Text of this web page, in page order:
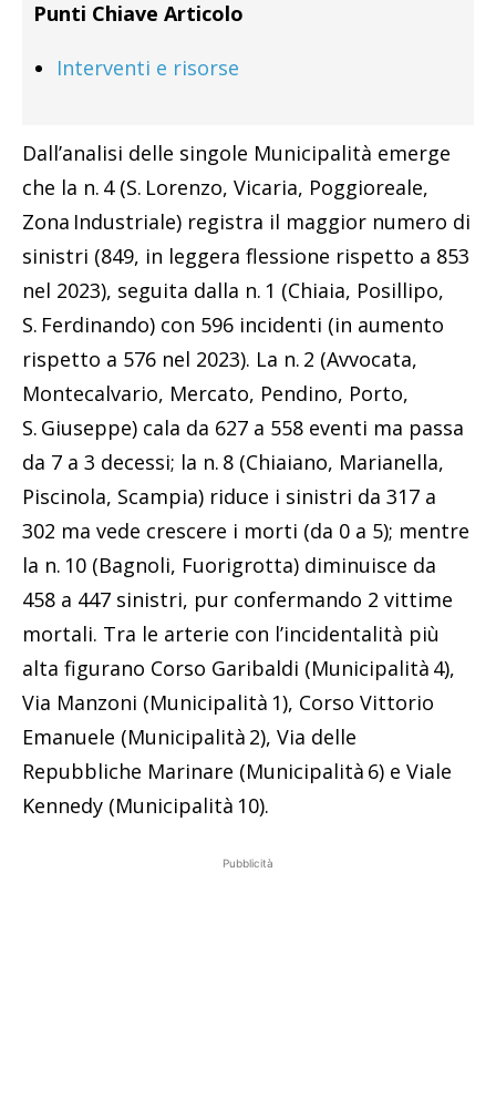
Punti Chiave Articolo
Interventi e risorse
Dall’analisi delle singole Municipalità emerge
che la n. 4 (S. Lorenzo, Vicaria, Poggioreale,
Zona Industriale) registra il maggior numero di
sinistri (849, in leggera flessione rispetto a 853
nel 2023), seguita dalla n. 1 (Chiaia, Posillipo,
S. Ferdinando) con 596 incidenti (in aumento
rispetto a 576 nel 2023). La n. 2 (Avvocata,
Montecalvario, Mercato, Pendino, Porto,
S. Giuseppe) cala da 627 a 558 eventi ma passa
da 7 a 3 decessi; la n. 8 (Chiaiano, Marianella,
Piscinola, Scampia) riduce i sinistri da 317 a
302 ma vede crescere i morti (da 0 a 5); mentre
la n. 10 (Bagnoli, Fuorigrotta) diminuisce da
458 a 447 sinistri, pur confermando 2 vittime
mortali. Tra le arterie con l’incidentalità più
alta figurano Corso Garibaldi (Municipalità 4),
Via Manzoni (Municipalità 1), Corso Vittorio
Emanuele (Municipalità 2), Via delle
Repubbliche Marinare (Municipalità 6) e Viale
Kennedy (Municipalità 10).
Pubblicità